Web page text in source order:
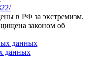
в РФ за экстремизм.
законом об
данных
данных